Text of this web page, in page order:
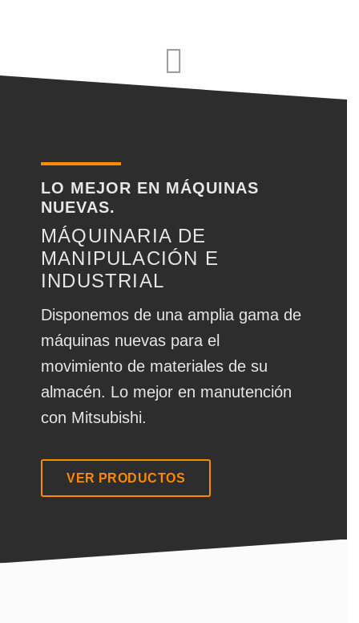
LO MEJOR EN MÁQUINAS
NUEVAS.
MÁQUINARIA DE
MANIPULACIÓN E
INDUSTRIAL
Disponemos de una amplia gama de
máquinas nuevas para el
movimiento de materiales de su
almacén. Lo mejor en manutención
con Mitsubishi.
VER PRODUCTOS